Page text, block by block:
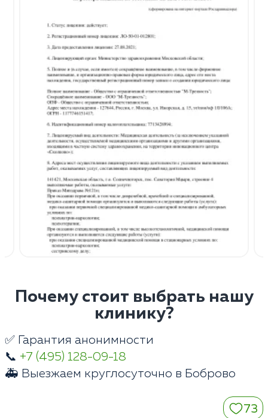
Почему стоит выбрать нашу
клинику?
✅ Гарантия анонимности
📞 +7 (495) 128-09-18
🚑 Выезжаем круглосуточно в Боброво
73